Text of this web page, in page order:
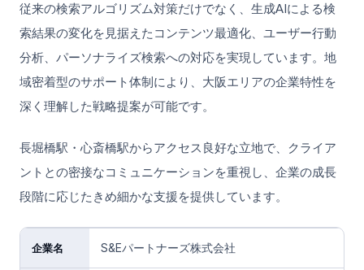
従来の検索アルゴリズム対策だけでなく、生成AIによる検
索結果の変化を見据えたコンテンツ最適化、ユーザー行動
分析、パーソナライズ検索への対応を実現しています。地
域密着型のサポート体制により、大阪エリアの企業特性を
深く理解した戦略提案が可能です。
長堀橋駅・心斎橋駅からアクセス良好な立地で、クライア
ントとの密接なコミュニケーションを重視し、企業の成長
段階に応じたきめ細かな支援を提供しています。
企業名 S&Eパートナーズ株式会社